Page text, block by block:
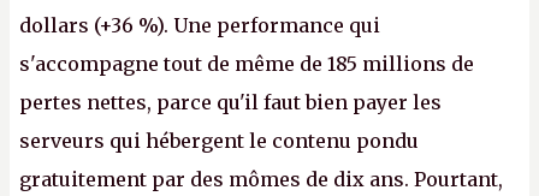
dollars (+36 %). Une performance qui
s'accompagne tout de même de 185 millions de
pertes nettes, parce qu'il faut bien payer les
serveurs qui hébergent le contenu pondu
gratuitement par des mômes de dix ans. Pourtant,